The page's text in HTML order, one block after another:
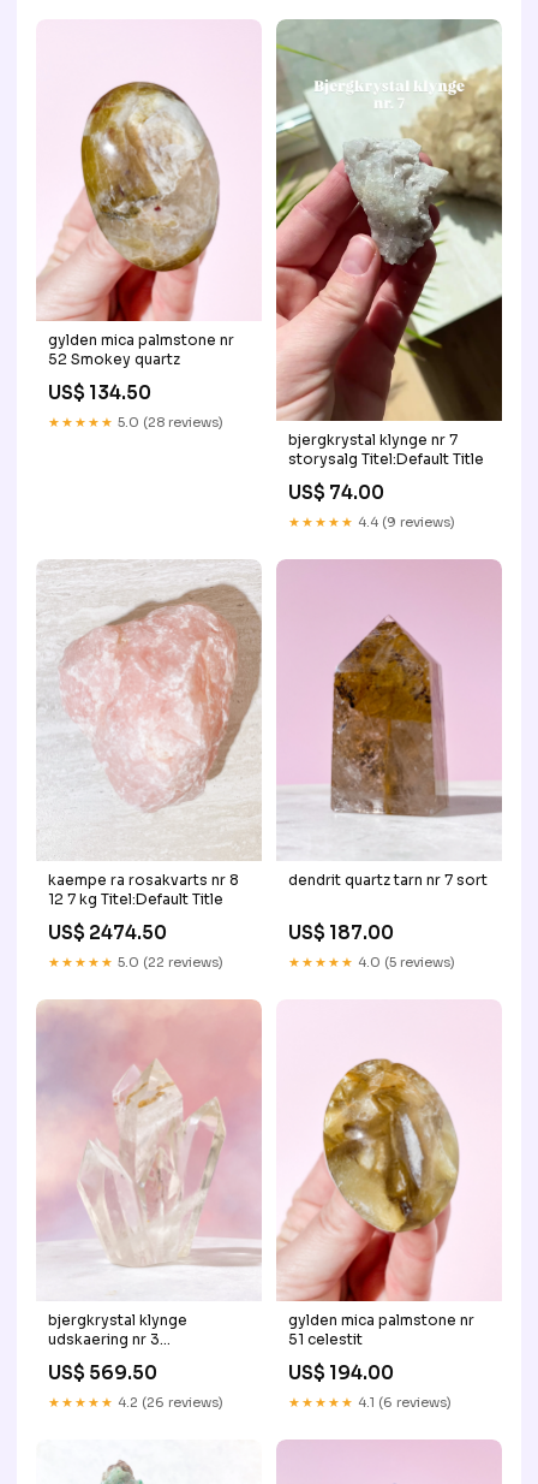
gylden mica palmstone nr
52 Smokey quartz
US$ 134.50
★★★★★ 5.0 (28 reviews)
bjergkrystal klynge nr 7
storysalg Titel:Default Title
US$ 74.00
★★★★★ 4.4 (9 reviews)
kaempe ra rosakvarts nr 8
12 7 kg Titel:Default Title
US$ 2474.50
★★★★★ 5.0 (22 reviews)
dendrit quartz tarn nr 7 sort
US$ 187.00
★★★★★ 4.0 (5 reviews)
bjergkrystal klynge
udskaering nr 3
US$ 569.50
★★★★★ 4.2 (26 reviews)
gylden mica palmstone nr
51 celestit
US$ 194.00
★★★★★ 4.1 (6 reviews)